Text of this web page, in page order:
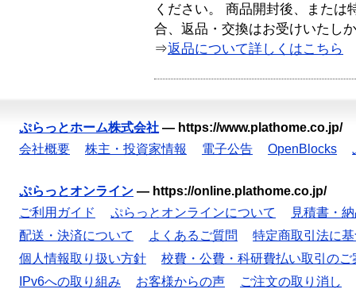
ください。 商品開封後、または
合、返品・交換はお受けいたし
⇒返品について詳しくはこちら
ぷらっとホーム株式会社 — https://www.plathome.co.jp/
会社概要
株主・投資家情報 電子公告 OpenBlocks
ぷらっとオンライン — https://online.plathome.co.jp/
ご利用ガイド
ぷらっとオンラインについて
見積書・
配送・決済について
よくあるご質問
特定商取引法に
個人情報取り扱い方針
校費・公費・科研費払い取引のご
IPv6への取り組み
お客様からの声 ご注文の取り消し